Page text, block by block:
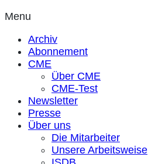
Menu
Archiv
Abonnement
CME
Über CME
CME-Test
Newsletter
Presse
Über uns
Die Mitarbeiter
Unsere Arbeitsweise